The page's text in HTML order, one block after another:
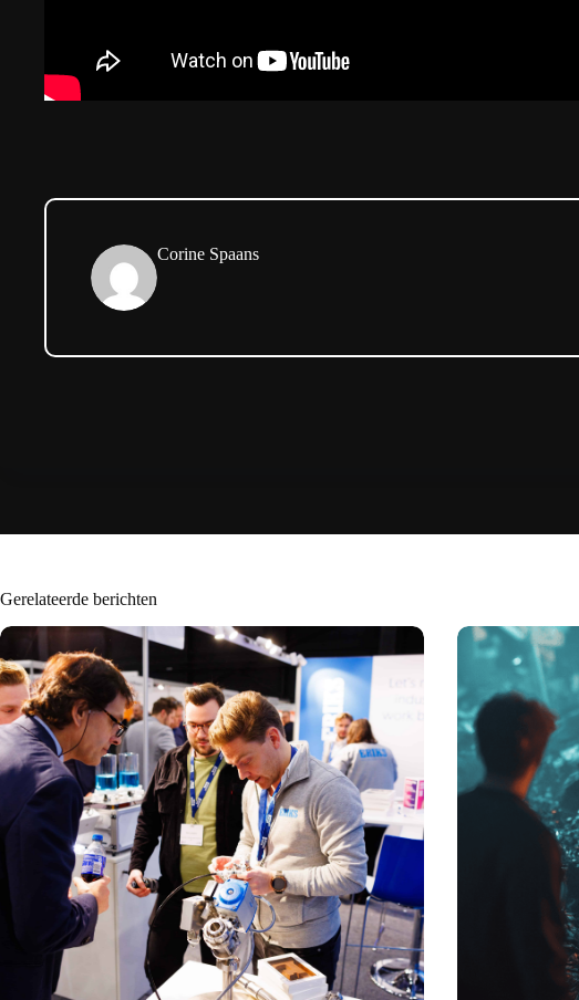
Corine Spaans
Gerelateerde berichten